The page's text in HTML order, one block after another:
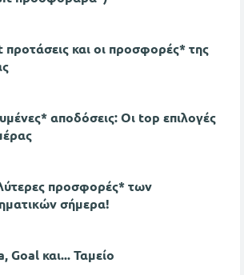
προτάσεις και οι προσφορές* της
αποδόσεις: Οι top επιλογές
προσφορές* των
σήμερα!
Goal και... Ταμείο